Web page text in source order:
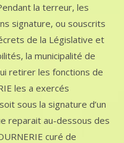
la terreur, les
signature, ou souscrits
de la Législative et
la municipalité de
retirer les fonctions de
les a exercés
sous la signature d’un
reparait au-dessous des
curé de